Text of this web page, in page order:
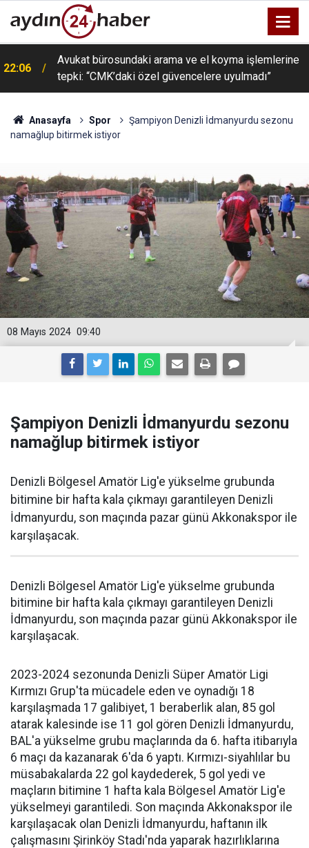
22:06
Avukat bürosundaki arama ve el koyma işlemlerine
tepki: “CMK’daki özel güvencelere uyulmadı”
Anasayfa Spor
Şampiyon Denizli İdmanyurdu sezonu
namağlup bitirmek istiyor
09:40
08 Mayıs 2024
Şampiyon Denizli İdmanyurdu sezonu
namağlup bitirmek istiyor
Denizli Bölgesel Amatör Lig'e yükselme grubunda
bitimine bir hafta kala çıkmayı garantileyen Denizli
İdmanyurdu, son maçında pazar günü Akkonakspor ile
karşılaşacak.
Denizli Bölgesel Amatör Lig'e yükselme grubunda
bitimine bir hafta kala çıkmayı garantileyen Denizli
İdmanyurdu, son maçında pazar günü Akkonakspor ile
karşılaşacak.
2023-2024 sezonunda Denizli Süper Amatör Ligi
Kırmızı Grup'ta mücadele eden ve oynadığı 18
karşılaşmada 17 galibiyet, 1 beraberlik alan, 85 gol
atarak kalesinde ise 11 gol gören Denizli İdmanyurdu,
BAL'a yükselme grubu maçlarında da 6. hafta itibarıyla
6 maçı da kazanarak 6'da 6 yaptı. Kırmızı-siyahlılar bu
müsabakalarda 22 gol kaydederek, 5 gol yedi ve
maçların bitimine 1 hafta kala Bölgesel Amatör Lig'e
yükselmeyi garantiledi. Son maçında Akkonakspor ile
karşılaşacak olan Denizli İdmanyurdu, haftanın ilk
çalışmasını Şirinköy Stadı'nda yaparak hazırlıklarına